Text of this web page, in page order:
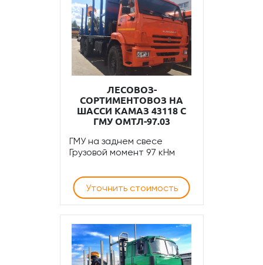
ЛЕСОВОЗ-
СОРТИМЕНТОВОЗ НА
ШАССИ КАМАЗ 43118 С
ГМУ ОМТЛ-97.03
ГМУ на заднем свесе
Грузовой момент 97 кНм
Уточнить стоимость